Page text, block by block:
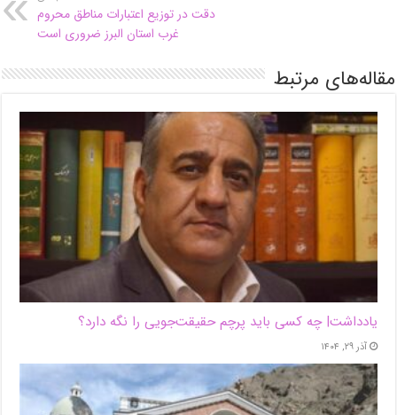
دقت در توزیع اعتبارات مناطق محروم
غرب استان البرز ضروری است
مقاله‌های مرتبط
یادداشت| ‌چه کسی باید پرچم حقیقت‌جویی را نگه دارد؟
آذر ۲۹, ۱۴۰۴